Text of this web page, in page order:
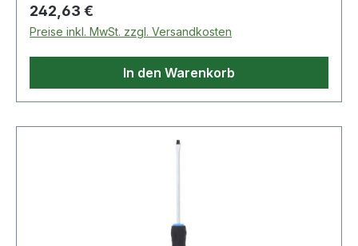
Regulärer Preis:
242,63 €
Preise inkl. MwSt. zzgl. Versandkosten
In den Warenkorb